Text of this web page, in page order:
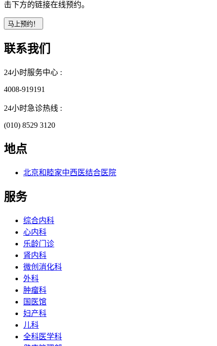
击下方的链接在线预约。
联系我们
24小时服务中心 :
4008-919191
24小时急诊热线 :
(010) 8529 3120
地点
北京和睦家中西医结合医院
服务
综合内科
心内科
乐龄门诊
肾内科
微创消化科
外科
肿瘤科
国医馆
妇产科
儿科
全科医学科